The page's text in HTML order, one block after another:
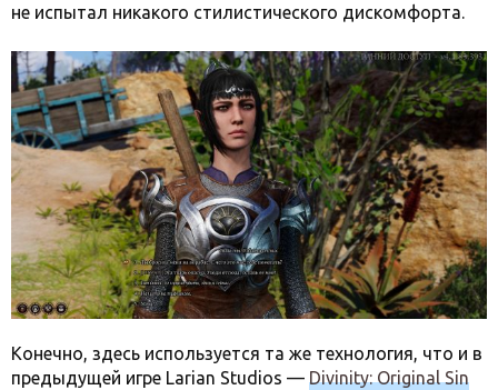
не испытал никакого стилистического дискомфорта.
Конечно, здесь используется та же технология, что и в
предыдущей игре Larian Studios — Divinity: Original Sin